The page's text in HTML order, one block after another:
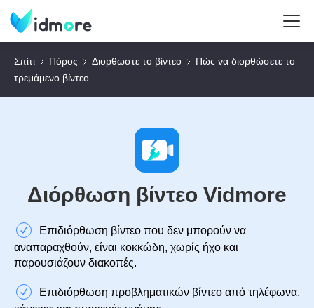
Σπίτι Πόρος Διορθώστε το βίντεο
Πώς να διορθώσετε το
τρεμάμενο βίντεο
Διόρθωση βίντεο Vidmore
Επιδιόρθωση βίντεο που δεν μπορούν να
αναπαραχθούν, είναι κοκκώδη, χωρίς ήχο και
παρουσιάζουν διακοπές.
Επιδιόρθωση προβληματικών βίντεο από τηλέφωνα,